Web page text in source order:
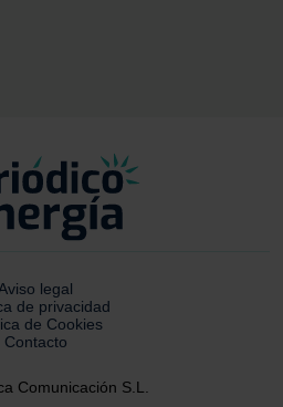
legal
de privacidad
de Cookies
Contacto
Comunicación S.L.